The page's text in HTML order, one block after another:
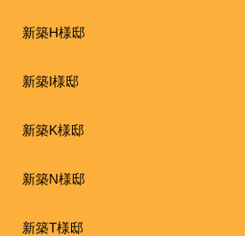
新築H様邸
新築I様邸
新築K様邸
新築N様邸
新築T様邸